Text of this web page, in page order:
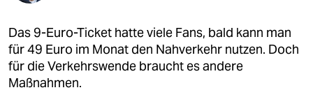
berlin
nord
Das 9-Euro-Ticket hatte viele Fans, bald kann man
für 49 Euro im Monat den Nahverkehr nutzen. Doch
für die Verkehrswende braucht es andere
Maßnahmen.